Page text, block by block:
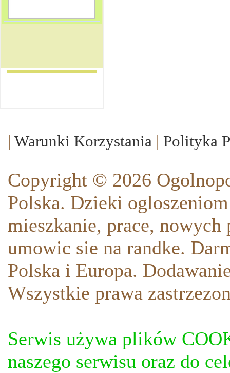
| Warunki Korzystania | Polityka
Copyright © 2026
Polska. Dzieki
mieszkanie, prace,
umowic sie na randke.
Polska i Europa.
Wszystkie prawa
Serwis używa plików
naszego serwisu oraz do